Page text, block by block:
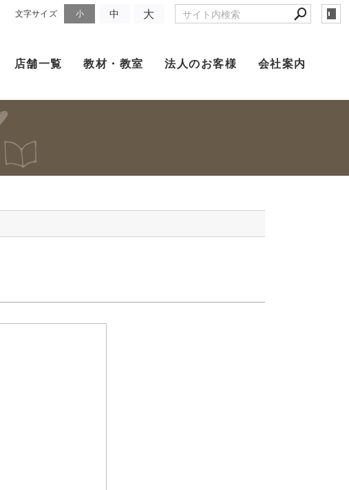
文字サイズ 小 中 大
店舗一覧 教材・教室 法人のお客様 会社案内